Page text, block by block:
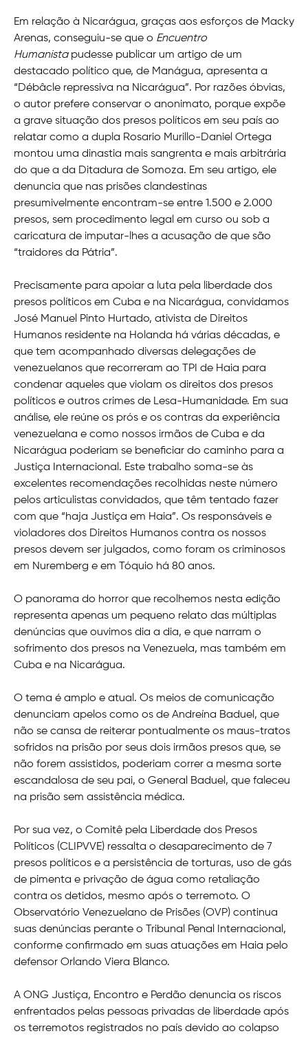
Em relação à Nicarágua, graças aos esforços de Macky
Arenas, conseguiu-se que o Encuentro
Humanistapudesse publicar um artigo de um
destacado político que, de Manágua, apresenta a
“Débâcle repressiva na Nicarágua”. Por razões óbvias,
o autor prefere conservar o anonimato, porque expõe
a grave situação dos presos políticos em seu país ao
relatar como a dupla Rosario Murillo-Daniel Ortega
montou uma dinastia mais sangrenta e mais arbitrária
do que a da Ditadura de Somoza. Em seu artigo, ele
denuncia que nas prisões clandestinas
presumivelmente encontram-se entre 1.500 e 2.000
presos, sem procedimento legal em curso ou sob a
caricatura de imputar-lhes a acusação de que são
“traidores da Pátria”.
Precisamente para apoiar a luta pela liberdade dos
presos políticos em Cuba e na Nicarágua, convidamos
José Manuel Pinto Hurtado, ativista de Direitos
Humanos residente na Holanda há várias décadas, e
que tem acompanhado diversas delegações de
venezuelanos que recorreram ao TPI de Haia para
condenar aqueles que violam os direitos dos presos
políticos e outros crimes de Lesa-Humanidade. Em sua
análise, ele reúne os prós e os contras da experiência
venezuelana e como nossos irmãos de Cuba e da
Nicarágua poderiam se beneficiar do caminho para a
Justiça Internacional. Este trabalho soma-se às
excelentes recomendações recolhidas neste número
pelos articulistas convidados, que têm tentado fazer
com que “haja Justiça em Haia”. Os responsáveis e
violadores dos Direitos Humanos contra os nossos
presos devem ser julgados, como foram os criminosos
em Nuremberg e em Tóquio há 80 anos.
O panorama do horror que recolhemos nesta edição
representa apenas um pequeno relato das múltiplas
denúncias que ouvimos dia a dia, e que narram o
sofrimento dos presos na Venezuela, mas também em
Cuba e na Nicarágua.
O tema é amplo e atual. Os meios de comunicação
denunciam apelos como os de Andreína Baduel, que
não se cansa de reiterar pontualmente os maus-tratos
sofridos na prisão por seus dois irmãos presos que, se
não forem assistidos, poderiam correr a mesma sorte
escandalosa de seu pai, o General Baduel, que faleceu
na prisão sem assistência médica.
Por sua vez, o Comitê pela Liberdade dos Presos
Políticos (CLIPVVE) ressalta o desaparecimento de 7
presos políticos e a persistência de torturas, uso de gás
de pimenta e privação de água como retaliação
contra os detidos, mesmo após o terremoto. O
Observatório Venezuelano de Prisões (OVP) continua
suas denúncias perante o Tribunal Penal Internacional,
conforme confirmado em suas atuações em Haia pelo
defensor Orlando Viera Blanco.
A ONG Justiça, Encontro e Perdão denuncia os riscos
enfrentados pelas pessoas privadas de liberdade após
os terremotos registrados no país devido ao colapso